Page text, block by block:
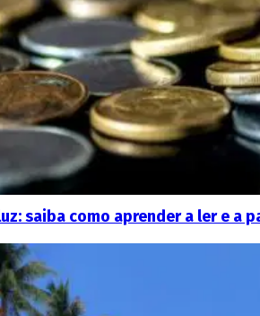
saiba como aprender a ler e a